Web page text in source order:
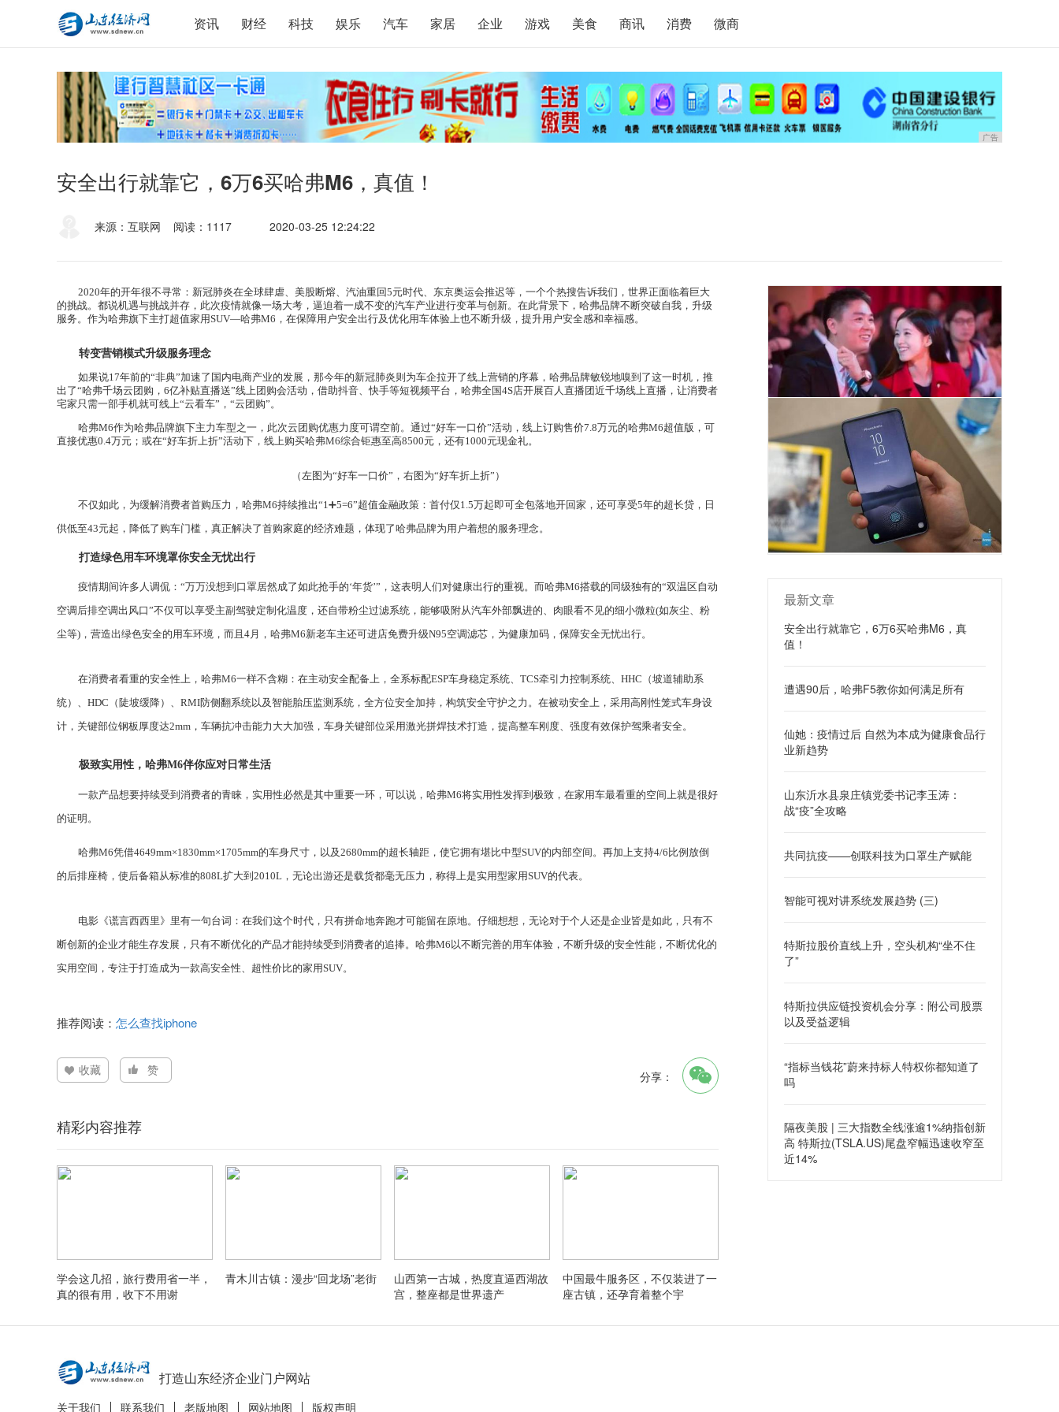
资讯 财经 科技 娱乐 汽车 家居 企业 游戏 美食 商讯 消费 微商
广告
安全出行就靠它，6万6买哈弗M6，真值！
来源：互联网 阅读：1117 2020-03-25 12:24:22
2020年的开年很不寻常：新冠肺炎在全球肆虐、美股断熔、汽油重回5元时代、东京奥运会推迟等，一个个热搜告诉我们，世界正面临着巨大
的挑战。都说机遇与挑战并存，此次疫情就像一场大考， 逼迫着一成不变的汽车产业进行变革与创新。在此背景下， 哈弗品牌不断突破自我，升级
服务。作为哈弗旗下主打超值家用SUV—哈弗M6 ，在保障用户安全出行及优化用车体验上也不断升级， 提升用户安全感和幸福感。
转变营销模式升级服务理念
如果说17年前的“非典”加速了 国内电商产业的发展，那今年的新冠肺炎则 为车企拉开了线上营销的序幕，哈弗品牌敏锐地嗅到了这一时机，推
出了“哈弗千场云团购， 6亿补贴直播送”线上 团购会活动 ，借助抖音、快手等短视频平台，哈弗全国4S店开展百人 直播团近千场线上直播，让消费者
宅家只需一部手机就可线上“云看车”，“云团购”。
哈弗M6作为哈弗品牌旗下主力车型之一，此次云团 购优惠力度可谓空前。通过“好车一口价”活动，线上订购售价7.8万元的哈弗M6超值版，可
直接优惠0.4万元；或在“好车折上折”活动下，线上购买哈弗M6综合钜惠至高8500元，还有1000元现金礼。
（左图为“好车一口价”，右图为“好车折上折”）
不仅如此，为缓解消费者首购压力 ，哈弗M6持续推出“1➕5=6”超值金融政策： 首付仅 1.5万起即可全包落地开回家，还可享受5年的超长贷，日
供低至43元起，降低了购车门槛，真正解决了首购家庭的经济难题，体现了哈弗品牌为用户着想的服务理念。
打造绿色用车环境罩你安全无忧出行
疫情期间许多人调侃：“万万没想到口罩居然成了如此抢手的‘年货’”，这表明人们对健康出行的重视。而哈弗M6搭载的同级独有的“双温区自动
空调 后排空调出风口”不仅可以享受主副驾驶定制化温度，还自带粉尘过滤系统，能够吸附从汽车外部飘进的、肉眼看不见的细小微粒(如灰尘、粉
尘等) ，营造出绿色安全的用车环境，而且 4 月，哈弗M6新老车主还可进店免费升级N95空调滤芯，为健康加码，保障安全无忧出行。
在消费者看重的安全性上，哈弗M6一样不含糊：在主动安全配备上， 全系标配ESP车身稳定系统、 TCS牵引力控制系统、 HHC （坡道辅助系
统）、 HDC （陡坡缓降）、 RMI防侧翻系统以及智能胎压监测系统，全方位安全加持，构筑安全守护之力。在被动安全上，采用高刚性笼式车身设
计，关键部位钢板厚度达2mm ，车辆抗冲击能力大大加强，车身关键部位采用激光拼焊技术打造，提高整车刚度、强度有效保护驾乘者安全。
极致实用性，哈弗M6伴你应对日常生活
一款产品想要持续受到消费者的青睐，实用性必然是其中重要一环，可以说，哈弗M6将实用性发挥到极致，在家用车最看重的空间上就是很好
的证明。
哈弗M6凭借4649mm×1830mm×1705mm的车身尺寸，以及2680mm的超长轴距，使它拥有堪比中型SUV的内部空间。再加上支持4/6 比例放倒
的后排座椅，使 后备箱从标准的808L扩大到 2010L ，无论出游还是载货都毫无压力，称得上是实用型家用SUV的代表。
电影《谎言西西里》里有一句台词：在我们这个时代，只有拼命地奔跑才可能留在原地。仔细想想，无论对于个人还是企业皆是如此，只有不
断创新的企业才能生存发展，只有不断优化的产品才能持续受到消费者的追捧。哈弗M6以不断完善的用车体验，不断升级的安全性能 ，不断优化的
实用空间，专注于打造成为一款高安全性、超性价比的家用SUV。
推荐阅读： 怎么查找iphone
收藏 赞 分享：
精彩内容推荐
学会这几招，旅行费用省一半，
真的很有用，收下不用谢
青木川古镇：漫步“回龙场”老街
山西第一古城，热度直逼西湖故
宫，整座都是世界遗产
中国最牛服务区，不仅装进了一
座古镇，还孕育着整个宇
最新文章
安全出行就靠它，6万6买哈弗M6，真
值！
遭遇90后，哈弗F5教你如何满足所有
仙她：疫情过后 自然为本成为健康食品行
业新趋势
山东沂水县泉庄镇党委书记李玉涛：
战“疫”全攻略
共同抗疫——创联科技为口罩生产赋能
智能可视对讲系统发展趋势 (三)
特斯拉股价直线上升，空头机构“坐不住
了”
特斯拉供应链投资机会分享：附公司股票
以及受益逻辑
“指标当钱花”蔚来持标人特权你都知道了
吗
隔夜美股 | 三大指数全线涨逾1%纳指创新
高 特斯拉(TSLA.US)尾盘窄幅迅速收窄至
近14%
打造山东经济企业门户网站
关于我们 联系我们 老版地图 网站地图 版权声明